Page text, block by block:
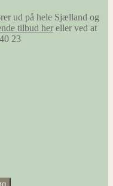
ud på hele Sjælland og
tilbud her eller ved at
23